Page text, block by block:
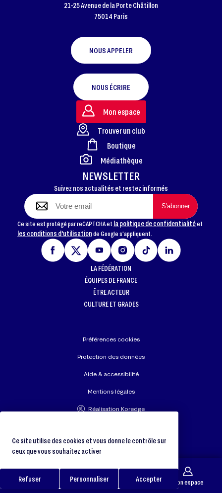
Galerie Trouver un club Boutique Mon espace
FOOTER
21-25 Avenue de la Porte Châtillon
75014 Paris
NOUS APPELER
NOUS ÉCRIRE
NEWSLETTER
Suivez nos actualités et restez informés
Ce site est protégé par reCAPTCHA et la politique de confidentialitéet
les conditions d'utilisationde Google s'appliquent.
Mon espace
Trouver un club
Boutique
Médiathèque
LA FÉDÉRATION
ÉQUIPES DE FRANCE
ÊTRE ACTEUR
CULTURE ET GRADES
Préférences cookies
Protection des données
Aide & accessibilité
Mentions légales
Réalisation Koredge
Ce site utilise des cookies et vous donne le contrôle sur
ceux que vous souhaitez activer
Accepter
Refuser Personnaliser